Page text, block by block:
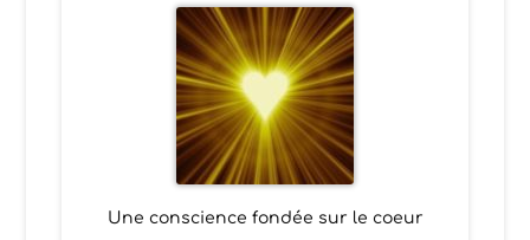
Une conscience fondée sur le coeur